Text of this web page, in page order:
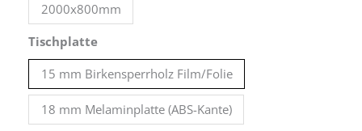
2000x800mm
Tischplatte
15 mm Birkensperrholz Film/Folie
18 mm Melaminplatte (ABS-Kante)